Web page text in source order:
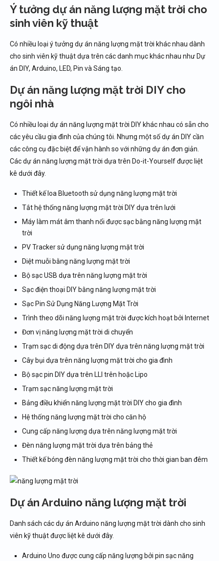
Dự án năng lượng mặt trời cho sinh viên kỹ thuật
Đèn đường LED chạy bằng năng lượng mặt trời với
điều khiển cường độ tự động
Bảng điều khiển năng lượng mặt trời theo dõi mặt
trời
Bộ điều khiển sạc năng lượng mặt trời
trời
Hệ thống đo năng lượng mặt trời
điện
Thiết kế hệ thống theo dõi năng lượng mặt trời
Thiết kế hệ thống máy bơm nước sử dụng năng
lượng mặt trời
lượng mặt trời
Thiết kế xe đạp điện vận hành bằng năng lượng
năng lượng mặt trời
Động cơ hơi nước chạy bằng năng lượng mặt trời
Tìm đường đi của phương tiện sử dụng năng
lượng mặt trời
Điều khiển nồi hơi công nghiệp
Robot đa năng chạy bằng năng lượng mặt trời
Hệ thống làm mát bằng năng lượng mặt trời đã
mặt trời
Theo dõi bức xạ mặt trời để có được năng lượng
mặt trời cao nhất
Thiết kế hệ thống PV dựa trên pin mặt trời Nano
Thiết kế hệ thống nhúng loại bỏ bụi trên tấm pin
năng lượng mặt trời
Ngăn ngừa xói mòn đất thông qua phương pháp
Sản xuất nước ngọt từ biển dựa trên năng lượng
mặt trời
Túi năng lượng mặt trời
Máy cắt cỏ sử dụng năng lượng mặt trời
cho công nhân khai thác than
Ý tưởng dự án năng lượng mặt trời cho
sinh viên kỹ thuật
Có nhiều loại ý tưởng dự án năng lượng mặt trời khác nhau dành
cho sinh viên kỹ thuật dựa trên các danh mục khác nhau như Dự
án DIY, Arduino, LED, Pin và Sáng tạo.
Dự án năng lượng mặt trời DIY cho
ngôi nhà
Có nhiều loại dự án năng lượng mặt trời DIY khác nhau có sẵn cho
các yêu cầu gia đình của chúng tôi. Nhưng một số dự án DIY cần
các công cụ đặc biệt để vận hành so với những dự án đơn giản.
Các dự án năng lượng mặt trời dựa trên Do-it-Yourself được liệt
kê dưới đây.
Thiết kế loa Bluetooth sử dụng năng lượng mặt trời
Tắt hệ thống năng lượng mặt trời DIY dựa trên lưới
Máy làm mát âm thanh nổi được sạc bằng năng lượng mặt
trời
PV Tracker sử dụng năng lượng mặt trời
Diệt muỗi bằng năng lượng mặt trời
Bộ sạc USB dựa trên năng lượng mặt trời
Sạc điện thoại DIY bằng năng lượng mặt trời
Sạc Pin Sử Dụng Năng Lượng Mặt Trời
Trình theo dõi năng lượng mặt trời được kích hoạt bởi Internet
Đơn vị năng lượng mặt trời di chuyển
Trạm sạc di động dựa trên DIY dựa trên năng lượng mặt trời
Cây bụi dựa trên năng lượng mặt trời cho gia đình
Bộ sạc pin DIY dựa trên LLI trên hoặc Lipo
Trạm sạc năng lượng mặt trời
Bảng điều khiển năng lượng mặt trời DIY cho gia đình
Hệ thống năng lượng mặt trời cho căn hộ
Cung cấp năng lượng dựa trên năng lượng mặt trời
Đèn năng lượng mặt trời dựa trên bảng thẻ
Thiết kế bóng đèn năng lượng mặt trời cho thời gian ban đêm
Dự án Arduino năng lượng mặt trời
Danh sách các dự án Arduino năng lượng mặt trời dành cho sinh
viên kỹ thuật được liệt kê dưới đây.
Arduino Uno được cung cấp năng lượng bởi pin sạc năng